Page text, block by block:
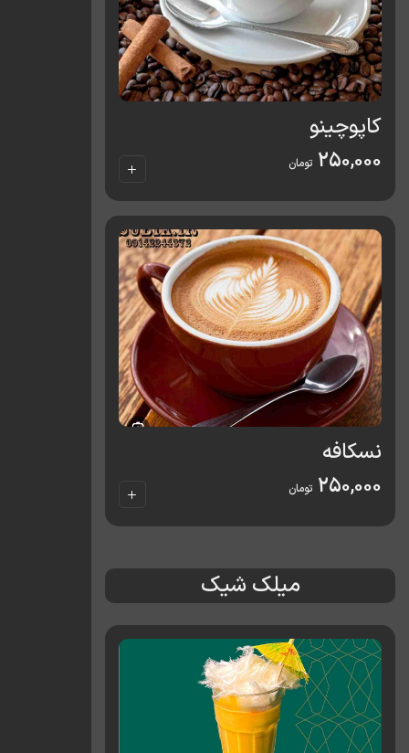
کاپوچینو
250,000 تومان
نسکافه
250,000 تومان
میلک شیک